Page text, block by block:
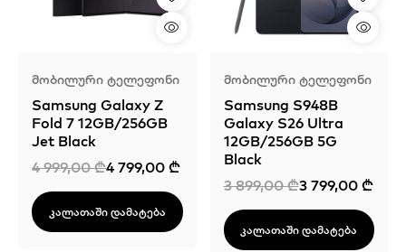
Მობილური Ტელეფონი
Samsung Galaxy Z
Fold 7 12GB/256GB
Jet Black
4 999,00₾
Original
was:
4
999,00 ₾.
4 799,00 ₾
Current
is:
4
799,00 ₾.
Კალათაში Დამატება
Მობილური Ტელეფონი
Samsung S948B
Galaxy S26 Ultra
12GB/256GB 5G
Black
3 899,00₾
Original
was:
3
899,00 ₾.
3 799,00 ₾
Current
is:
3
799,00 ₾.
Კალათაში Დამატება